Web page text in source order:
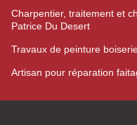
Charpentier, traitement et
Patrice Du Desert
Travaux de peinture
Artisan pour réparation